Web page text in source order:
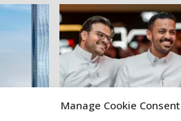
Manage Cookie Consent